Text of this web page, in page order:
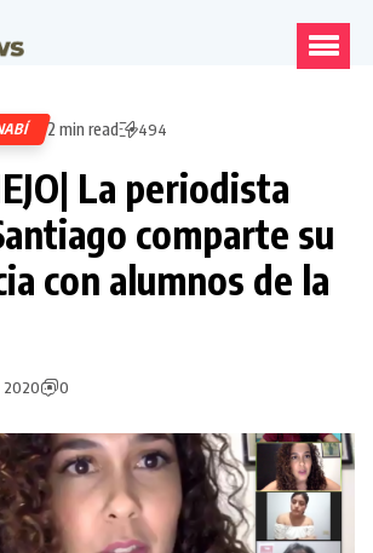
2 min read 494
La periodista
comparte su
con alumnos de la
2020 0